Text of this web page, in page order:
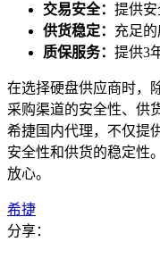
交易安全： 提供安
供货稳定： 充足
质保服务： 提供3
在选择硬盘供应商时，
采购渠道的安全性、供
希捷国内代理，不仅提
安全性和供货的稳定性
放心。
希捷
分享：